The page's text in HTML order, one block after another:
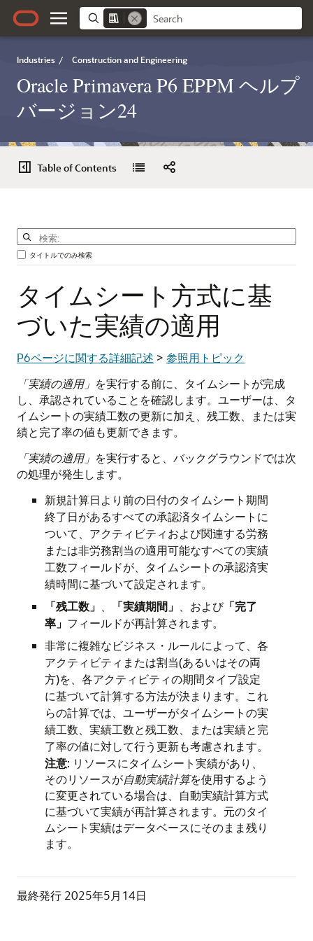
Industries / Construction and Engineering
Oracle Primavera P6 EPPM ヘルプ
バージョン24
Table of Contents
タイトルでのみ検索
タイムシート方式に基
づいた実績の適用
P6ページに関する詳細記述 > 参照用トピック
「実績の適用」 を実行する前に、タイムシートが完成
し、承認されていることを確認します。ユーザーは、タ
イムシートの実績工数の更新に加え、残工数、または実
績と完了率の値も更新できます。
「実績の適用」 を実行すると、バックグラウンドでは次
の処理が発生します。
新規計算日より前の日付のタイムシート期間
終了日があるすべての承認済タイムシートに
ついて、アクティビティおよび関連する労務
または非労務割当の適用可能なすべての実績
工数フィールドが、タイムシートの承認済実
績時間に基づいて設定されます。
「残工数」
「実績期間」 、および「完了
率」 フィールドが再計算されます。
非常に複雑なビジネス・ルールによって、各
アクティビティまたは割当(あるいはその両
方)を、各アクティビティの期間タイプ設定
に基づいて計算する方法が決まります。これ
らの計算では、ユーザーがタイムシートの実
績工数、実績工数と残工数、または実績と完
了率の値に対して行う更新も考慮されます。
注意: リソースにタイムシート実績があり、
そのリソースが自動実績計算を使用するよう
に変更されている場合は、自動実績計算方式
に基づいて実績が再計算されます。元のタイ
ムシート実績はデータベースにそのまま残り
ます。
最終発行 2025年5月14日